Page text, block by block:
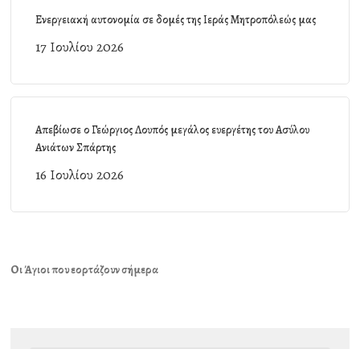
Ενεργειακή αυτονομία σε δομές της Ιεράς Μητροπόλεώς μας
17 Ιουλίου 2026
Απεβίωσε ο Γεώργιος Λουπός μεγάλος ευεργέτης του Ασύλου
Ανιάτων Σπάρτης
16 Ιουλίου 2026
Οι Άγιοι που εορτάζουν σήμερα